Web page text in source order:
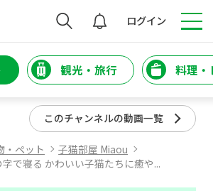
検索 ログイン
観光・旅行 料理・
このチャンネルの動画一覧
・ペット
子猫部屋 Miaou
字で寝る かわいい子猫たちに癒や...